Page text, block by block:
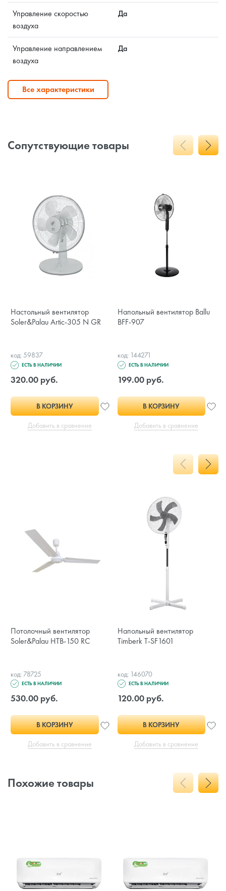
Управление скоростью
воздуха
Да
Управление направлением
воздуха
Да
Все характеристики
Сопутствующие товары
Настольный вентилятор
Soler&Palau Artic-305 N GR
код: 59837
ЕСТЬ В НАЛИЧИИ
320.00 руб.
В КОРЗИНУ
Добавить в сравнение
Напольный вентилятор Ballu
BFF-907
код: 144271
ЕСТЬ В НАЛИЧИИ
199.00 руб.
В КОРЗИНУ
Добавить в сравнение
Потолочный вентилятор
Soler&Palau HTB-150 RC
код: 78725
ЕСТЬ В НАЛИЧИИ
530.00 руб.
В КОРЗИНУ
Добавить в сравнение
Напольный вентилятор
Timberk T-SF1601
код: 146070
ЕСТЬ В НАЛИЧИИ
120.00 руб.
В КОРЗИНУ
Добавить в сравнение
Похожие товары